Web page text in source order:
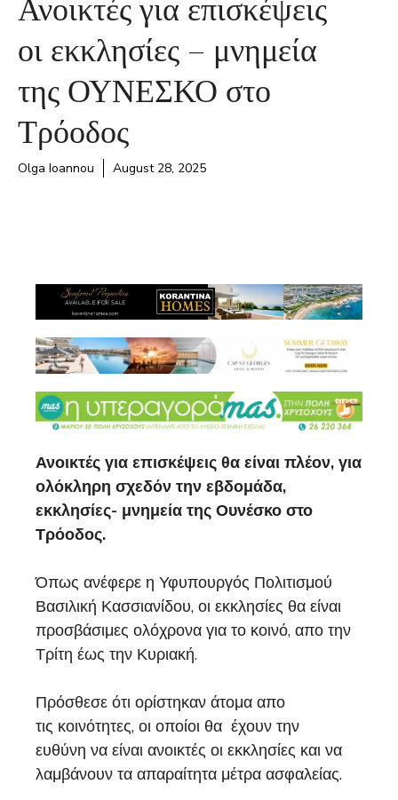
οι εκκλησίες – μνημεία
της ΟΥΝΕΣΚΟ στο
Τρόοδος
Olga Ioannou August 28, 2025
Ανοικτές για επισκέψεις θα είναι πλέον, για
ολόκληρη σχεδόν την εβδομάδα,
εκκλησίες- μνημεία της Ουνέσκο στο
Τρόοδος.
Όπως ανέφερε η Υφυπουργός Πολιτισμού
Βασιλική Κασσιανίδου, οι εκκλησίες θα είναι
προσβάσιμες ολόχρονα για το κοινό, απο την
Τρίτη έως την Κυριακή.
Πρόσθεσε ότι ορίστηκαν άτομα απο
τις κοινότητες, οι οποίοι θα έχουν την
ευθύνη να είναι ανοικτές οι εκκλησίες και να
λαμβάνουν τα απαραίτητα μέτρα ασφαλείας.